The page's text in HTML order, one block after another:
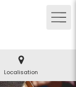
Localisation